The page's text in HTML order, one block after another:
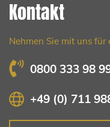
Kontakt
Nehmen Sie mit uns
0800 333 98
+49 (0) 711